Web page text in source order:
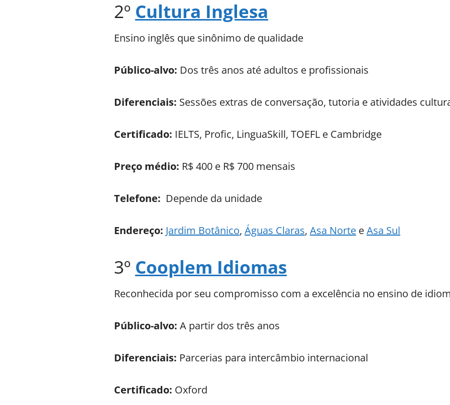
2º Cultura Inglesa
Ensino inglês que sinônimo de qualidade
Público-alvo: Dos três anos até adultos e profissionais
Diferenciais: Sessões extras de conversação, tutoria e atividades
Certificado: IELTS, Profic, LinguaSkill, TOEFL e Cambridge
Preço médio: R$ 400 e R$ 700 mensais
Telefone: Depende da unidade
Endereço: Jardim Botânico, Águas Claras, Asa Norte eAsa Sul
3º Cooplem Idiomas
Reconhecida por seu compromisso com a excelência no ensino de
Público-alvo: A partir dos três anos
Diferenciais: Parcerias para intercâmbio internacional
Certificado: Oxford